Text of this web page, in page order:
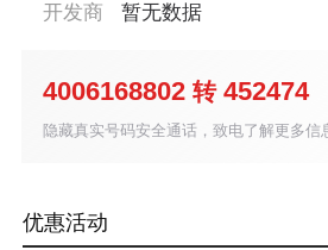
开发商
暂无数据
4006168802 转 452474
隐藏真实号码安全通话，致电了解更多信
优惠活动